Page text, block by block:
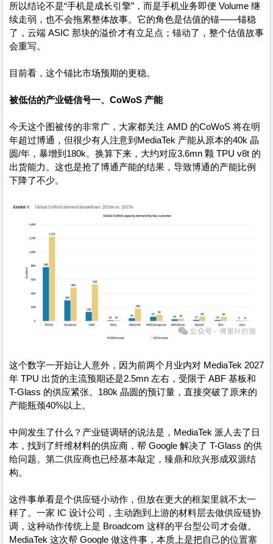
所以结论不是“手机是成长引擎”，而是手机业务即便 Volume 继
续走弱，也不会拖累整体故事。它的角色是估值的锚——锚稳
了，云端 ASIC 那块的溢价才有立足点；锚动了，整个估值故事
会重写。
目前看，这个锚比市场预期的更稳。
被低估的产业链信号一、CoWoS 产能
今天这个图被传的非常广，大家都关注 AMD 的CoWoS 将在明
年超过博通，但很少有人注意到MediaTek 产能从原本的40k 晶
圆/年，暴增到180k。换算下来，大约对应3.6mn 颗 TPU v8t 的
出货能力。这也是抢了博通产能的结果，导致博通的产能比例
下降了不少。
这个数字一开始让人意外，因为前两个月业内对 MediaTek 2027
年 TPU 出货的主流预期还是2.5mn 左右，受限于 ABF 基板和
T-Glass 的供应紧张。180k 晶圆的预订量，直接突破了原来的
产能瓶颈40%以上。
中间发生了什么？产业链调研的说法是，MediaTek 派人去了日
本，找到了纤维材料的供应商，帮 Google 解决了 T-Glass 的供
给问题。第二供应商也已经基本敲定，臻鼎和欣兴形成双源结
构。
这件事单看是个供应链小动作，但放在更大的框架里就不太一
样了。一家 IC 设计公司，主动跑到上游的材料层去做供应链协
调，这种动作传统上是 Broadcom 这样的平台型公司才会做。
MediaTek 这次帮 Google 做这件事，本质上是把自己的位置塞